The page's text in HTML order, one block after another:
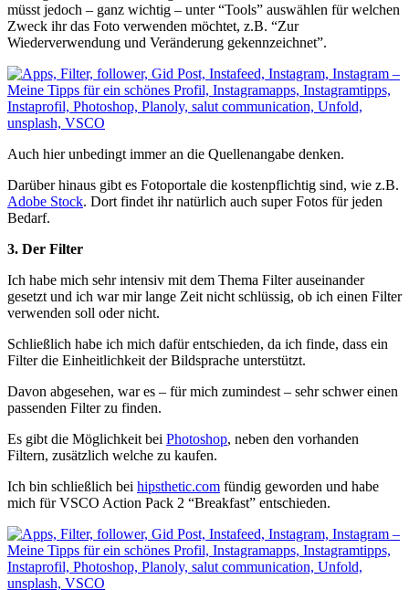
müsst jedoch – ganz wichtig – unter “Tools” auswählen für welchen
Zweck ihr das Foto verwenden möchtet, z.B. “Zur
Wiederverwendung und Veränderung gekennzeichnet”.
Auch hier unbedingt immer an die Quellenangabe denken.
Darüber hinaus gibt es Fotoportale die kostenpflichtig sind, wie z.B.
Adobe Stock. Dort findet ihr natürlich auch super Fotos für jeden
Bedarf.
3. Der Filter
Ich habe mich sehr intensiv mit dem Thema Filter auseinander
gesetzt und ich war mir lange Zeit nicht schlüssig, ob ich einen Filter
verwenden soll oder nicht.
Schließlich habe ich mich dafür entschieden, da ich finde, dass ein
Filter die Einheitlichkeit der Bildsprache unterstützt.
Davon abgesehen, war es – für mich zumindest – sehr schwer einen
passenden Filter zu finden.
Es gibt die Möglichkeit bei Photoshop, neben den vorhanden
Filtern, zusätzlich welche zu kaufen.
Ich bin schließlich bei hipsthetic.com fündig geworden und habe
mich für VSCO Action Pack 2 “Breakfast” entschieden.